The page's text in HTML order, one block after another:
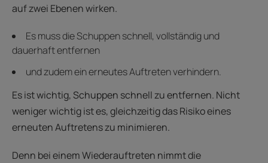
auf zwei Ebenen wirken.
Es muss die Schuppen schnell, vollständig und
dauerhaft entfernen
und zudem ein erneutes Auftreten verhindern.
Es ist wichtig, Schuppen schnell zu entfernen. Nicht
weniger wichtig ist es, gleichzeitig das Risiko eines
erneuten Auftretens zu minimieren.
Denn bei einem Wiederauftreten nimmt die